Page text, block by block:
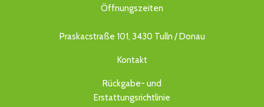
Öffnungszeiten
Praskacstraße 101, 3430 Tulln / Donau
Kontakt
Rückgabe- und
Erstattungsrichtlinie